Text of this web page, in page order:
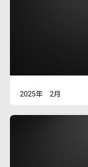
2025年 2月